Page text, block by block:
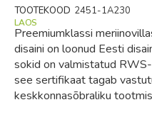
Preemiumklassi
disaini on loonud Eesti
sokid on valmistatud
see sertifikaat tagab
keskkonnasõbraliku
LAOS
TOOTEKOOD 2451-1A230